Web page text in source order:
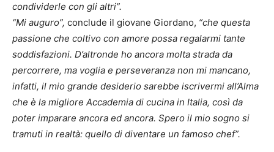
condividerle con gli altri”.
“Mi auguro”, conclude il giovane Giordano, “che questa
passione che coltivo con amore possa regalarmi tante
soddisfazioni. D’altronde ho ancora molta strada da
percorrere, ma voglia e perseveranza non mi mancano,
infatti, il mio grande desiderio sarebbe iscrivermi all’Alma
che è la migliore Accademia di cucina in Italia, così da
poter imparare ancora ed ancora. Spero il mio sogno si
tramuti in realtà: quello di diventare un famoso chef”.